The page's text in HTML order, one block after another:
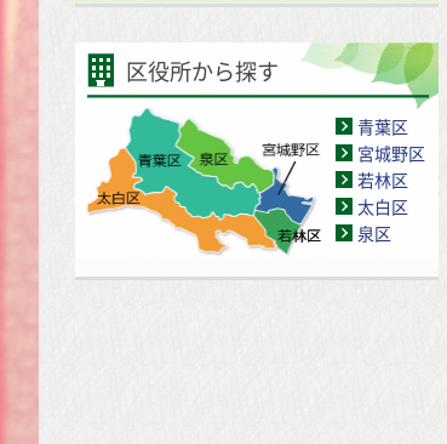
区役所から探す
青葉区
宮城野区
若林区
太白区
泉区